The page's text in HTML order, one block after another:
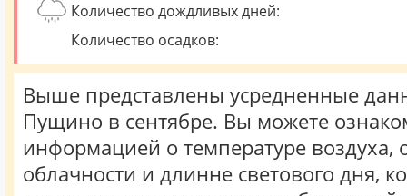
Количество дождливых дней:
Количество осадков:
Выше представлены усредненные
Пущино в сентябре. Вы можете
информацией о температуре воздуха,
облачности и длинне светового дня,